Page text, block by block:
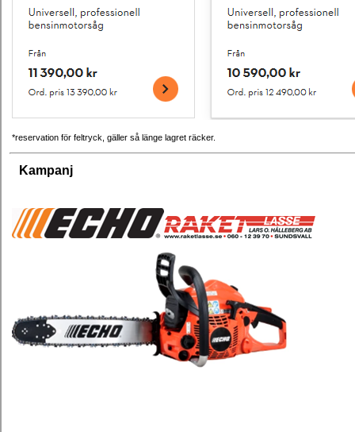
*reservation för feltryck, gäller så länge lagret räcker.
Kampanj